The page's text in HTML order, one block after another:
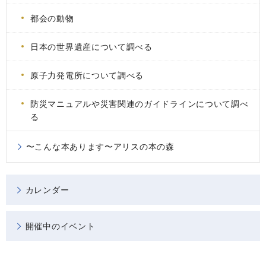
都会の動物
日本の世界遺産について調べる
原子力発電所について調べる
防災マニュアルや災害関連のガイドラインについて調べ
る
〜こんな本あります〜アリスの本の森
カレンダー
開催中のイベント